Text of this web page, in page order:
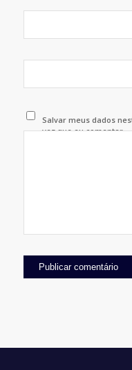
Salvar meus dados
vez que eu comentar.